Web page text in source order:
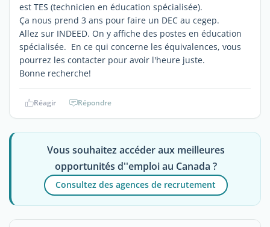
est TES (technicien en éducation spécialisée).
Ça nous prend 3 ans pour faire un DEC au cegep.
Allez sur INDEED. On y affiche des postes en éducation
spécialisée. En ce qui concerne les équivalences, vous
pourrez les contacter pour avoir l'heure juste.
Bonne recherche!
Réagir Répondre
Vous souhaitez accéder aux meilleures
opportunités d''emploi au Canada ?
Consultez des agences de recrutement